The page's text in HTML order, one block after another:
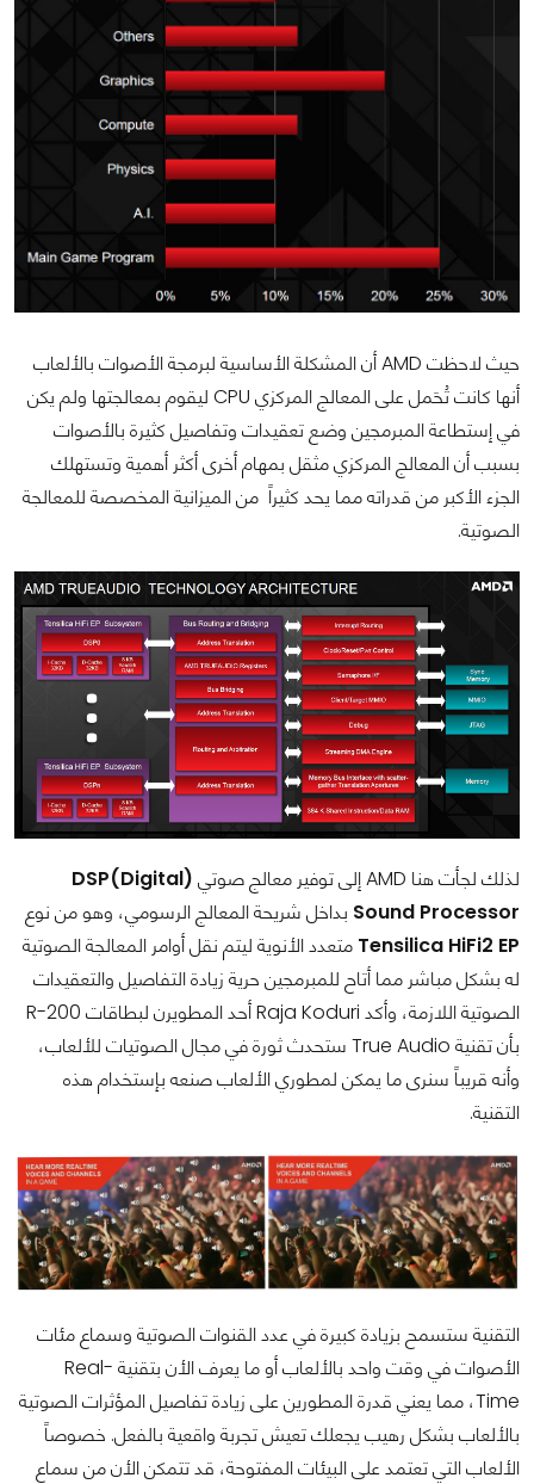
حيث لاحظت AMD أن المشكلة الأساسية لبرمجة الأصوات بالألعاب
أنها كانت تُحَمل على المعالج المركزي CPU ليقوم بمعالجتها ولم يكن
في إستطاعة المبرمجين وضع تعقيدات وتفاصيل كثيرة بالأصوات
بسبب أن المعالج المركزي مثقل بمهام أخرى أكثر أهمية وتستهلك
الجزء الأكبر من قدراته مما يحد كثيراً من الميزانية المخصصة للمعالجة
الصوتية.
لذلك لجأت هنا AMD إلى توفير معالج صوتي
(DSP(Digital
Sound Processor بداخل شريحة المعالج الرسومي، وهو من نوع
Tensilica HiFi2 EP متعدد الأنوية ليتم نقل أوامر المعالجة الصوتية
له بشكل مباشر مما أتاح للمبرمجين حرية زيادة التفاصيل والتعقيدات
الصوتية اللازمة، وأكد Raja Koduri أحد المطويرن لبطاقات R-200
بأن تقنية True Audio ستحدث ثورة في مجال الصوتيات للألعاب،
وأنه قريباً سنرى ما يمكن لمطوري الألعاب صنعه بإستخدام هذه
التقنية.
التقنية ستسمح بزيادة كبيرة في عدد القنوات الصوتية وسماع مئات
الأصوات في وقت واحد بالألعاب أو ما يعرف الأن بتقنية Real-
Time، مما يعني قدرة المطورين على زيادة تفاصيل المؤثرات الصوتية
بالألعاب بشكل رهيب يجعلك تعيش تجربة واقعية بالفعل. خصوصاً
الألعاب التي تعتمد على البيئات المفتوحة، قد تتمكن الأن من سماع